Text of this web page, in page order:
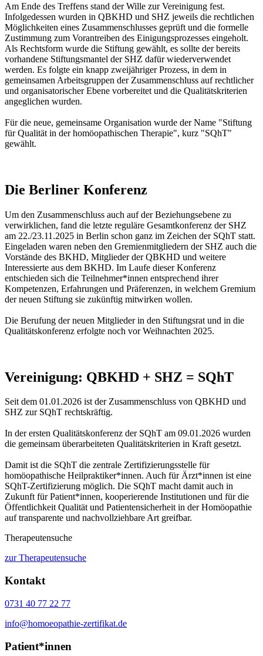
Am Ende des Treffens stand der Wille zur Vereinigung fest.
Infolgedessen wurden in QBKHD und SHZ jeweils die rechtlichen
Möglichkeiten eines Zusammenschlusses geprüft und die formelle
Zustimmung zum Vorantreiben des Einigungsprozesses eingeholt.
Als Rechtsform wurde die Stiftung gewählt, es sollte der bereits
vorhandene Stiftungsmantel der SHZ dafür wiederverwendet
werden. Es folgte ein knapp zweijähriger Prozess, in dem in
gemeinsamen Arbeitsgruppen der Zusammenschluss auf rechtlicher
und organisatorischer Ebene vorbereitet und die Qualitätskriterien
angeglichen wurden.
Für die neue, gemeinsame Organisation wurde der Name "Stiftung
für Qualität in der homöopathischen Therapie", kurz "SQhT"
gewählt.
Die Berliner Konferenz
Um den Zusammenschluss auch auf der Beziehungsebene zu
verwirklichen, fand die letzte reguläre Gesamtkonferenz der SHZ
am 22./23.11.2025 in Berlin schon ganz im Zeichen der SQhT statt.
Eingeladen waren neben den Gremienmitgliedern der SHZ auch die
Vorstände des BKHD, Mitglieder der QBKHD und weitere
Interessierte aus dem BKHD. Im Laufe dieser Konferenz
entschieden sich die Teilnehmer*innen entsprechend ihrer
Kompetenzen, Erfahrungen und Präferenzen, in welchem Gremium
der neuen Stiftung sie zukünftig mitwirken wollen.
Die Berufung der neuen Mitglieder in den Stiftungsrat und in die
Qualitätskonferenz erfolgte noch vor Weihnachten 2025.
Vereinigung: QBKHD + SHZ = SQhT
Seit dem 01.01.2026 ist der Zusammenschluss von QBKHD und
SHZ zur SQhT rechtskräftig.
In der ersten Qualitätskonferenz der SQhT am 09.01.2026 wurden
die gemeinsam überarbeiteten Qualitätskriterien in Kraft gesetzt.
Damit ist die SQhT die zentrale Zertifizierungsstelle für
homöopathische Heilpraktiker*innen. Auch für Ärzt*innen ist eine
SQhT-Zertifizierung möglich. Die SQhT macht damit auch in
Zukunft für Patient*innen, kooperierende Institutionen und für die
Öffentlichkeit Qualität und Patientensicherheit in der Homöopathie
auf transparente und nachvollziehbare Art greifbar.
Therapeutensuche
zur Therapeutensuche
Kontakt
0731 40 77 22 77
info@homoeopathie-zertifikat.de
Patient*innen